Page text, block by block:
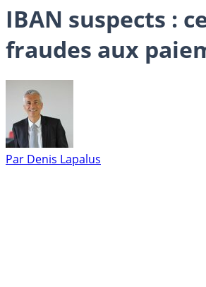
IBAN suspects :
fraudes aux
Par Denis Lapalus